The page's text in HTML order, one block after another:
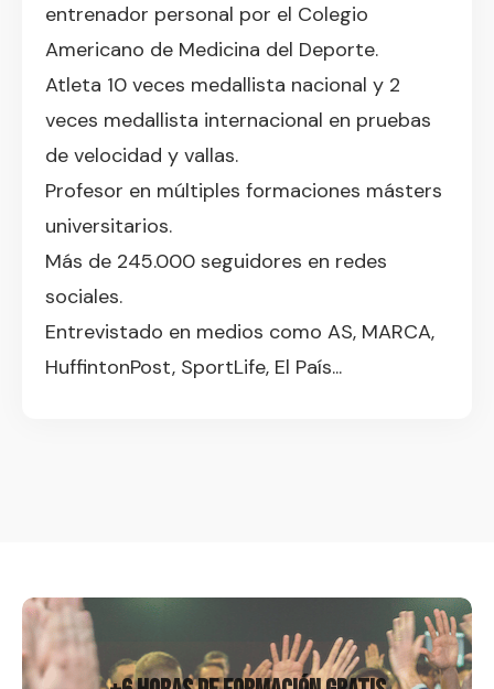
entrenador personal por el Colegio
Americano de Medicina del Deporte.
Atleta 10 veces medallista nacional y 2
veces medallista internacional en pruebas
de velocidad y vallas.
Profesor en múltiples formaciones másters
universitarios.
Más de 245.000 seguidores en redes
sociales.
Entrevistado en medios como AS, MARCA,
HuffintonPost, SportLife, El País...
Regístrame